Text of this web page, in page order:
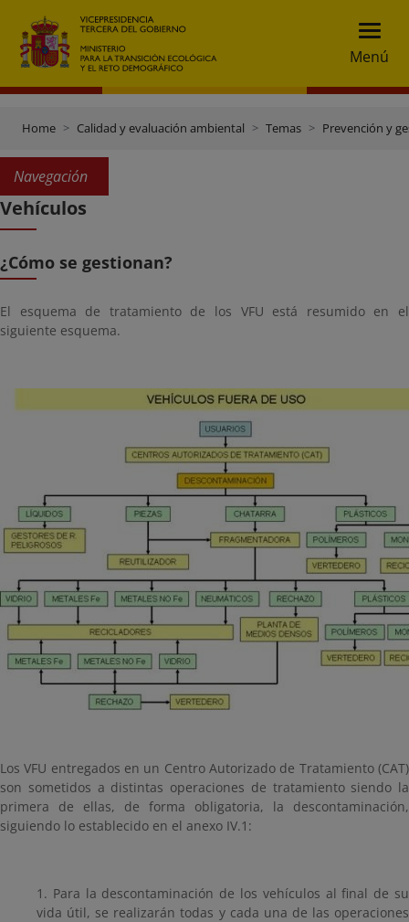
Menú
Home Calidad y evaluación ambiental Temas Prevención y
Navegación
Vehículos
¿Cómo se gestionan?
El esquema de tratamiento de los VFU está resumido en el
siguiente esquema.
Los VFU entregados en un Centro Autorizado de Tratamiento (CAT)
son sometidos a distintas operaciones de tratamiento siendo la
primera de ellas, de forma obligatoria, la descontaminación,
siguiendo lo establecido en el anexo IV.1:
1. Para la descontaminación de los vehículos al final de su
vida útil, se realizarán todas y cada una de las operaciones